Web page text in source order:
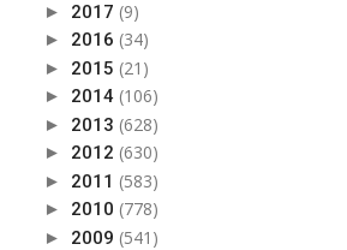
► 2017 (9)
► 2016 (34)
► 2015 (21)
► 2014 (106)
► 2013 (628)
► 2012 (630)
► 2011 (583)
► 2010 (778)
► 2009 (541)